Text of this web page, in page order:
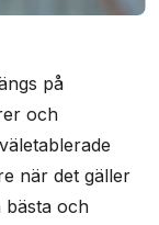
på
och
när det gäller
bästa och